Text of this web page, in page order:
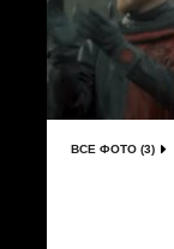
ВСЕ ФОТО (3)